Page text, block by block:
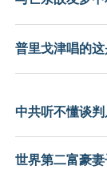
普里戈津唱的这
中共听不懂谈
世界第二富豪妻